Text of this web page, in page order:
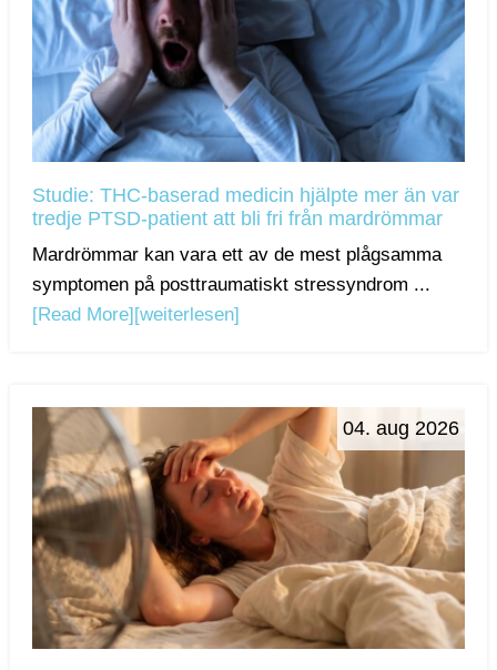
Studie: THC-baserad medicin hjälpte mer än var
tredje PTSD-patient att bli fri från mardrömmar
Mardrömmar kan vara ett av de mest plågsamma
symptomen på posttraumatiskt stressyndrom ...
[Read More] [weiterlesen]
04. aug 2026